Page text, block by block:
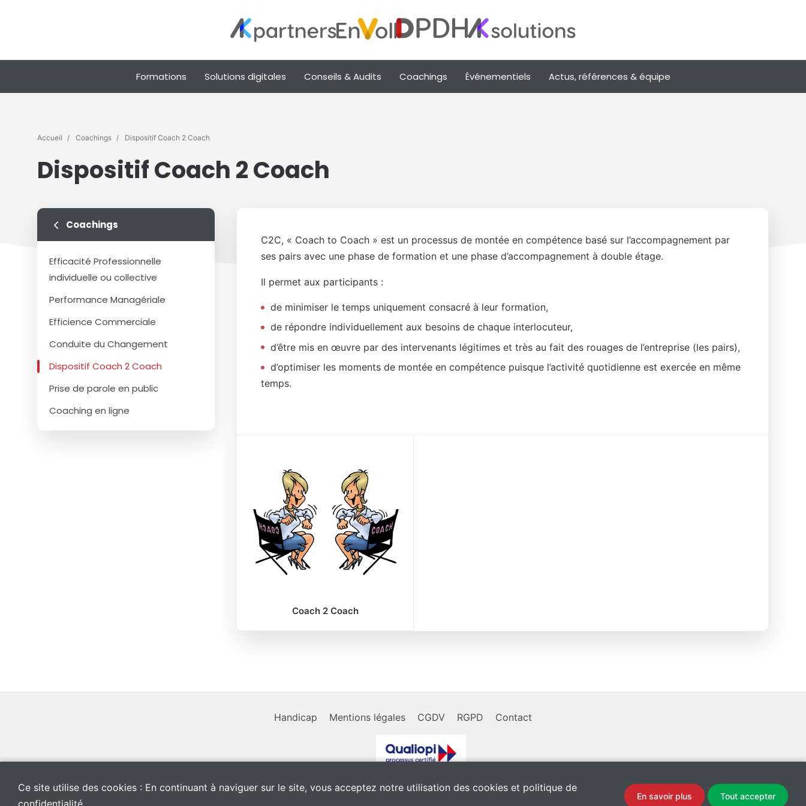
Formations Solutions digitales Conseils & Audits Coachings Événementiels Actus, références & équipe
Accueil Coachings Dispositif Coach 2 Coach
Dispositif Coach 2 Coach
Coachings
Efficacité Professionnelle
individuelle ou collective
Performance Managériale
Efficience Commerciale
Conduite du Changement
Dispositif Coach 2 Coach
Prise de parole en public
Coaching en ligne
C2C, « Coach to Coach » est un processus de montée en compétence basé sur l’accompagnement par
ses pairs avec une phase de formation et une phase d’accompagnement à double étage.
Il permet aux participants :
de minimiser le temps uniquement consacré à leur formation,
de répondre individuellement aux besoins de chaque interlocuteur,
d’être mis en œuvre par des intervenants légitimes et très au fait des rouages de l’entreprise (les pairs),
d’optimiser les moments de montée en compétence puisque l’activité quotidienne est exercée en même
temps.
Coach 2 Coach
Handicap Mentions légales CGDV RGPD Contact
La certification qualité a
Ce site utilise des cookies : En continuant à naviguer sur le site, vous acceptez notre utilisation des cookies et politique de
confidentialité.
En savoir plus Tout accepter